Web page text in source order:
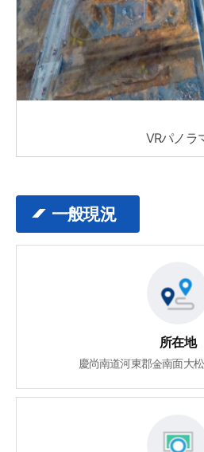
VRパノラ
一般現況
所在地
慶尚南道河東郡金南面大